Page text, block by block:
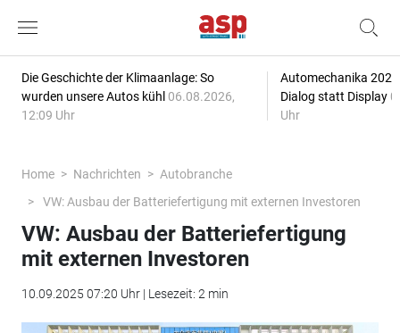
Die Geschichte der Klimaanlage: So
wurden unsere Autos kühl 06.08.2026,
12:09 Uhr
Automechanika
Dialog statt Display
Uhr
Home Nachrichten
Autobranche
VW: Ausbau der Batteriefertigung mit externen Investoren
VW: Ausbau der Batteriefertigung
mit externen Investoren
10.09.2025 07:20 Uhr | Lesezeit: 2 min